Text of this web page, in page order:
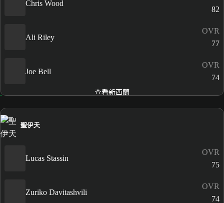
Chris Wood
82
Ali Riley
OVR
77
Joe Bell
OVR
74
查看新西蘭
聖伊天
Lucas Stassin
OVR
75
Zuriko Davitashvili
OVR
74